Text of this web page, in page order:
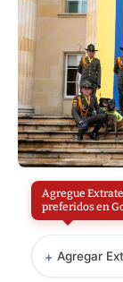
Agregue
preferidos en
+ Agregar